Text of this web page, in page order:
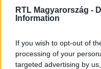
RTL Magyarország -
Information
If you wish to opt-out of
processing of your
targeted advertising by
Nézd vissza a Híradó
Itt állítsd be, hogy
legyen a Google-